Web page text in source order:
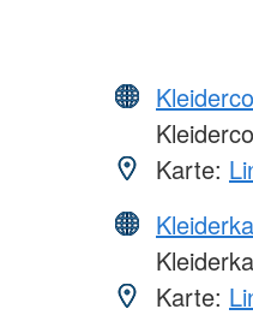
Karte:
Karte: